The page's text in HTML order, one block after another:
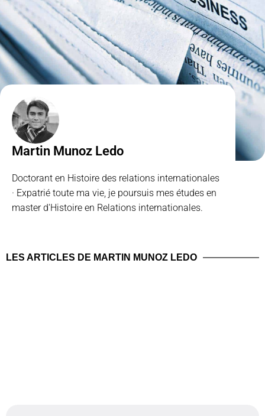
Martin Munoz Ledo
Doctorant en Histoire des relations internationales
· Expatrié toute ma vie, je poursuis mes études en
master d'Histoire en Relations internationales.
LES ARTICLES DE MARTIN MUNOZ LEDO